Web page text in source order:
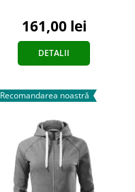
161,00 lei
DETALII
Recomandarea noastră